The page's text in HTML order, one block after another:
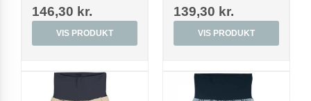
146,30 kr.
VIS PRODUKT
139,30 kr.
VIS PRODUKT